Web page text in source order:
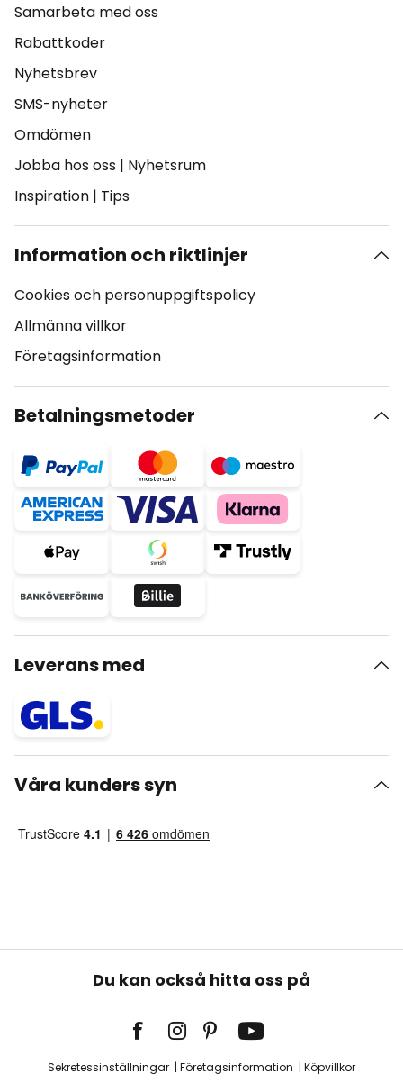
Samarbeta med oss
Rabattkoder
Nyhetsbrev
SMS-nyheter
Omdömen
Jobba hos oss | Nyhetsrum
Inspiration | Tips
Information och riktlinjer
Cookies och personuppgiftspolicy
Allmänna villkor
Företagsinformation
Betalningsmetoder
Leverans med
Våra kunders syn
Du kan också hitta oss på
Sekretessinställningar Företagsinformation Köpvillkor